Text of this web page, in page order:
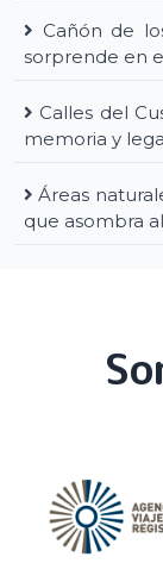
Cañón de
sorprende en
Calles del
memoria y
Áreas
que asombra